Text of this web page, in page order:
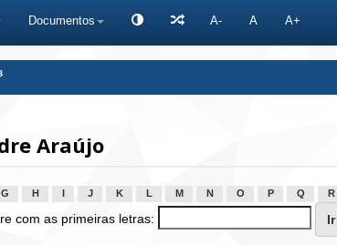
Documentos A- A A+
Araújo
G H J K L M N O P Q R
com as primeiras letras: